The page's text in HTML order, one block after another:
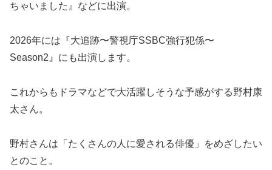
ちゃいました』などに出演。
2026年には『大追跡〜警視庁SSBC強行犯係〜
Season2』にも出演します。
これからもドラマなどで大活躍しそうな予感がする野村康
太さん。
野村さんは「たくさんの人に愛される俳優」をめざしたい
とのこと。